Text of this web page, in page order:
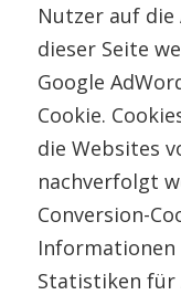
Nutzer auf die
dieser Seite
Google
Cookie.
die Websites
nachverfolgt
Conversion-
Informationen
Statistiken für